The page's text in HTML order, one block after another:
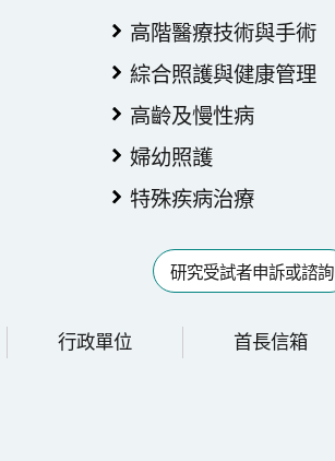
高階醫療技術與手術
綜合照護與健康管理
高齡及慢性病
婦幼照護
特殊疾病治療
研究受試者申訴或諮詢
行政單位 首長信箱